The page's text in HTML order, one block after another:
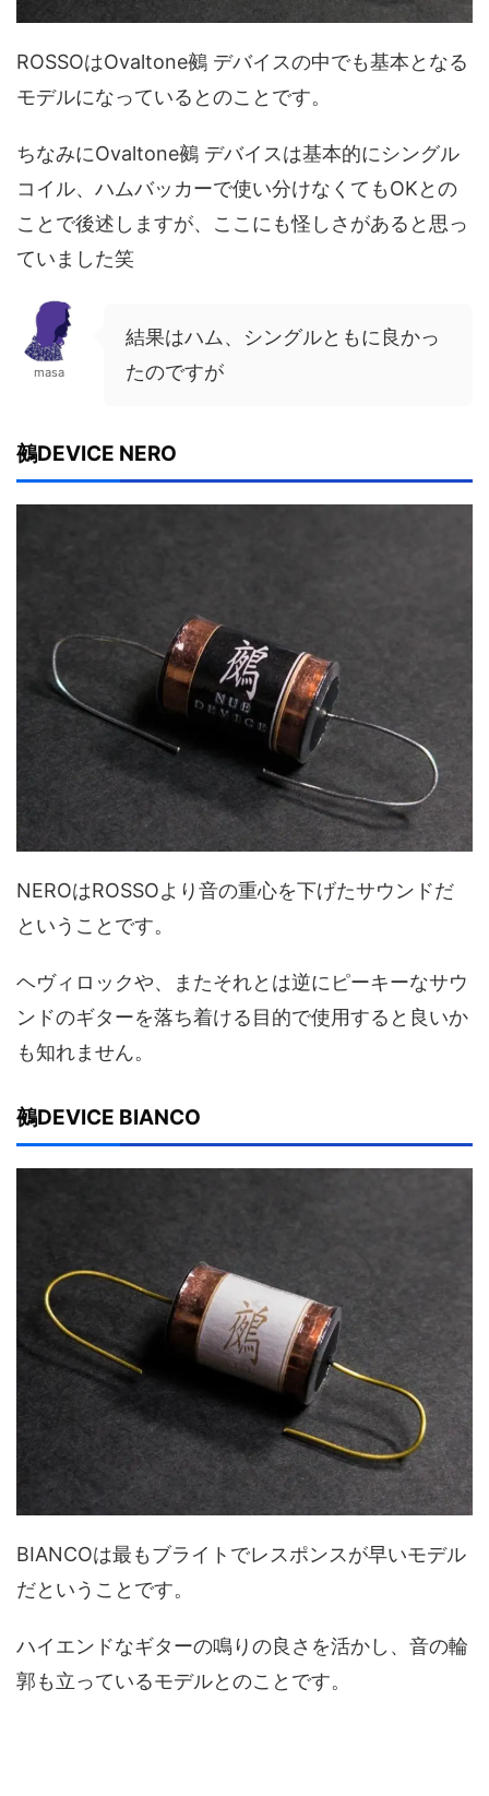
ROSSOはOvaltone鵺 デバイスの中でも基本となる
モデルになっているとのことです。
ちなみにOvaltone鵺 デバイスは基本的にシングル
コイル、ハムバッカーで使い分けなくてもOKとの
ことで後述しますが、ここにも怪しさがあると思っ
ていました笑
masa
結果はハム、シングルともに良かっ
たのですが
鵺DEVICE NERO
NEROはROSSOより音の重心を下げたサウンドだ
ということです。
ヘヴィロックや、またそれとは逆にピーキーなサウ
ンドのギターを落ち着ける目的で使用すると良いか
も知れません。
鵺DEVICE BIANCO
BIANCOは最もブライトでレスポンスが早いモデル
だということです。
ハイエンドなギターの鳴りの良さを活かし、音の輪
郭も立っているモデルとのことです。